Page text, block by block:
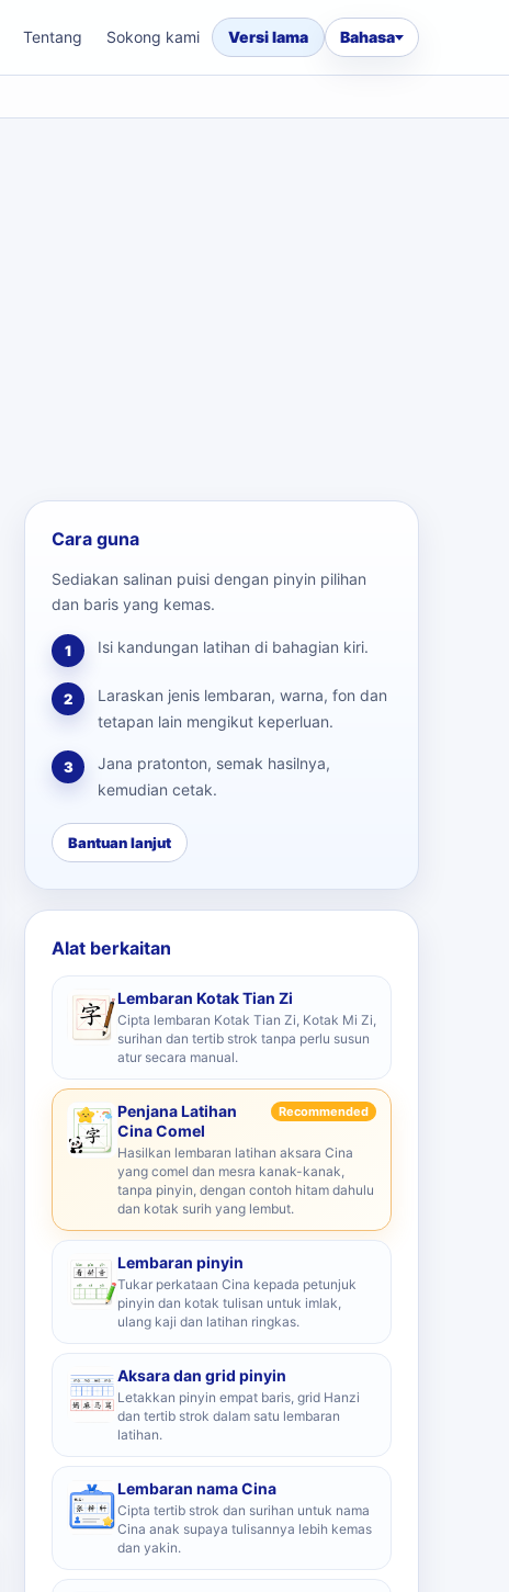
Tentang Sokong kami Versi lama Bahasa
Cara guna
Sediakan salinan puisi dengan pinyin pilihan
dan baris yang kemas.
1 Isi kandungan latihan di bahagian kiri.
2
Laraskan jenis lembaran, warna, fon dan
tetapan lain mengikut keperluan.
3
Jana pratonton, semak hasilnya,
kemudian cetak.
Bantuan lanjut
Alat berkaitan
Lembaran Kotak Tian Zi
Cipta lembaran Kotak Tian Zi, Kotak Mi Zi,
surihan dan tertib strok tanpa perlu susun
atur secara manual.
Penjana Latihan
Cina Comel
Recommended
Hasilkan lembaran latihan aksara Cina
yang comel dan mesra kanak-kanak,
tanpa pinyin, dengan contoh hitam dahulu
dan kotak surih yang lembut.
Lembaran pinyin
Tukar perkataan Cina kepada petunjuk
pinyin dan kotak tulisan untuk imlak,
ulang kaji dan latihan ringkas.
Aksara dan grid pinyin
Letakkan pinyin empat baris, grid Hanzi
dan tertib strok dalam satu lembaran
latihan.
Lembaran nama Cina
Cipta tertib strok dan surihan untuk nama
Cina anak supaya tulisannya lebih kemas
dan yakin.